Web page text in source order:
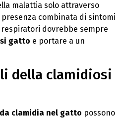
malattia solo attraverso
presenza combinata di sintomi
dovrebbe sempre
gatto e portare a un
della clamidiosi
clamidia nel gatto possono